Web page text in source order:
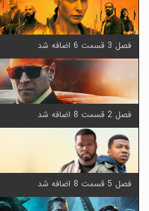
فصل 3 قسمت 6 اضافه شد
فصل 2 قسمت 8 اضافه شد
فصل 5 قسمت 8 اضافه شد